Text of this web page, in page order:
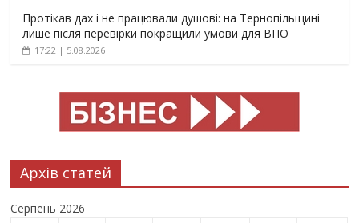
Протікав дах і не працювали душові: на Тернопільщині
лише після перевірки покращили умови для ВПО
17:22 | 5.08.2026
Архів статей
Серпень 2026